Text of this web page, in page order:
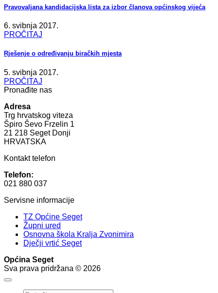
Pravovaljana kandidacijska lista za izbor članova općinskog vijeća
6. svibnja 2017.
PROČITAJ
Rješenje o određivanju biračkih mjesta
5. svibnja 2017.
PROČITAJ
Pronađite nas
Adresa
Trg hrvatskog viteza
Špiro Ševo Frzelin 1
21 218 Seget Donji
HRVATSKA
Kontakt telefon
Telefon:
021 880 037
Servisne informacije
TZ Općine Seget
Župni ured
Osnovna škola Kralja Zvonimira
Dječji vrtić Seget
Općina Seget
Sva prava pridržana © 2026